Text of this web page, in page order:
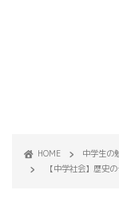
HOME
中学生の
【中学社会】歴史